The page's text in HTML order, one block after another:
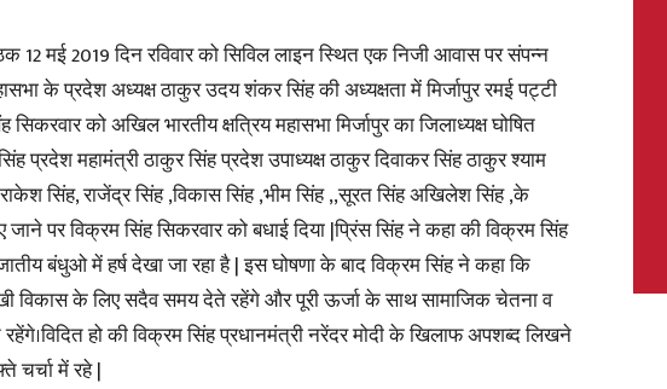
News,
Latest
12 मई 2019 दिन रविवार को सिविल लाइन स्थित एक निजी आवास पर संपन्न
के प्रदेश अध्यक्ष ठाकुर उदय शंकर सिंह की अध्यक्षता में मिर्जापुर रमई पट्टी
को अखिल भारतीय क्षत्रिय महासभा मिर्जापुर का जिलाध्यक्ष घोषित
प्रदेश महामंत्री ठाकुर सिंह प्रदेश उपाध्यक्ष ठाकुर दिवाकर सिंह ठाकुर श्याम
सिंह, राजेंद्र सिंह ,विकास सिंह ,भीम सिंह ,,सूरत सिंह अखिलेश सिंह ,के
पर विक्रम सिंह सिकरवार को बधाई दिया |प्रिंस सिंह ने कहा की विक्रम सिंह
बंधुओ में हर्ष देखा जा रहा है | इस घोषणा के बाद विक्रम सिंह ने कहा कि
के लिए सदैव समय देते रहेंगे और पूरी ऊर्जा के साथ सामाजिक चेतना व
हो की विक्रम सिंह प्रधानमंत्री नरेंदर मोदी के खिलाफ अपशब्द लिखने
चर्चा में रहे |